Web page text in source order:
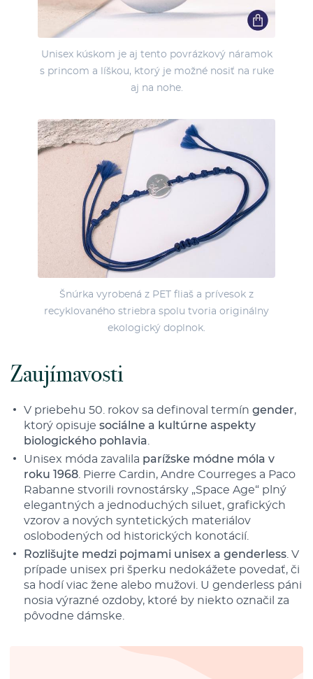
Unisex kúskom je aj tento povrázkový náramok
s princom a líškou, ktorý je možné nosiť na ruke
aj na nohe.
Šnúrka vyrobená z PET fliaš a prívesok z
recyklovaného striebra spolu tvoria originálny
ekologický doplnok.
Zaujímavosti
V priebehu 50. rokov sa definoval termín gender,
ktorý opisuje sociálne a kultúrne aspekty
biologického pohlavia
Unisex móda zavalila parížske módne móla v
roku 1968 . Pierre Cardin, Andre Courreges a Paco
Rabanne stvorili rovnostársky „Space Age“ plný
elegantných a jednoduchých siluet, grafických
vzorov a nových syntetických materiálov
oslobodených od historických konotácií.
Rozlišujte medzi pojmami unisex a genderless . V
prípade unisex pri šperku nedokážete povedať, či
sa hodí viac žene alebo mužovi. U genderless páni
nosia výrazné ozdoby, ktoré by niekto označil za
pôvodne dámske.